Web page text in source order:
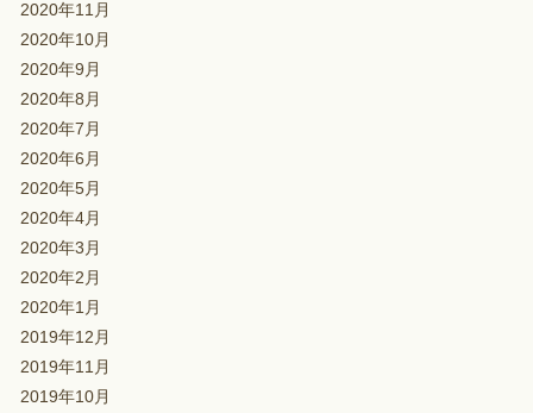
2020年11月
2020年10月
2020年9月
2020年8月
2020年7月
2020年6月
2020年5月
2020年4月
2020年3月
2020年2月
2020年1月
2019年12月
2019年11月
2019年10月